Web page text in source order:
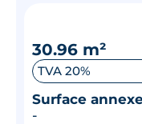
30.96 m²
TVA 20%
Surface
-